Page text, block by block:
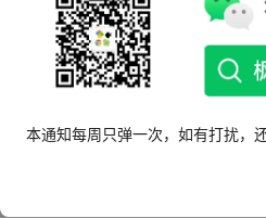
户提供实时温度、空气
准分时趋势，强大天气
县、全球 200000+ 城
界面简洁，可自定义添加
本通知每周只弹一次，如有打扰，